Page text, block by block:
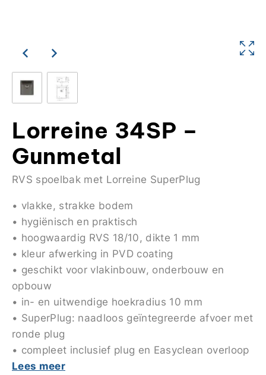
Lorreine 34SP –
Gunmetal
RVS spoelbak met Lorreine SuperPlug
• vlakke, strakke bodem
• hygiënisch en praktisch
• hoogwaardig RVS 18/10, dikte 1 mm
• kleur afwerking in PVD coating
• geschikt voor vlakinbouw, onderbouw en
opbouw
• in- en uitwendige hoekradius 10 mm
• SuperPlug: naadloos geïntegreerde afvoer met
ronde plug
• compleet inclusief plug en Easyclean overloop
Lees meer